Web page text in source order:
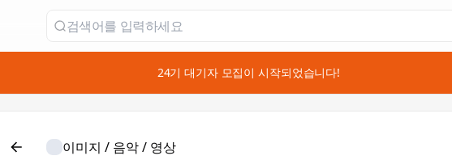
📣 24기 대기자 모집이 시작되었습니다!
이미지 / 음악 / 영상